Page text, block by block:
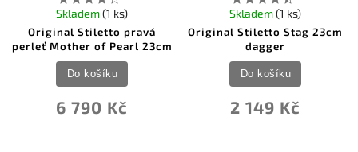
Original Stiletto pravá
perleť Mother of Pearl 23cm
Skladem(1 ks)
6 790 Kč
Do košíku
Original Stiletto Stag 23cm
dagger
Skladem(1 ks)
2 149 Kč
Do košíku